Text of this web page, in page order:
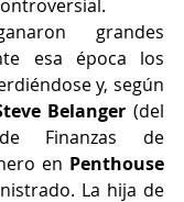
grandes
esa época los
y, según
Belanger (del
Finanzas de
en Penthouse